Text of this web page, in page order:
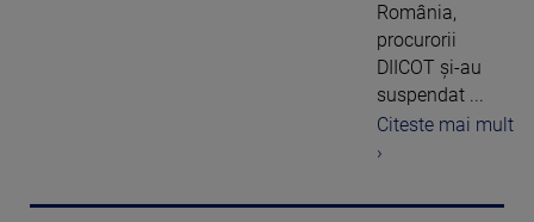
România,
procurorii
DIICOT şi-au
suspendat ...
Citeste mai mult
›